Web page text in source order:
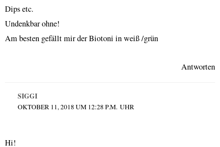
Dips etc.
Undenkbar ohne!
Am besten gefällt mir der Biotoni in weiß /grün
Antworten
SIGGI
OKTOBER 11, 2018 UM 12:28 P.M. UHR
Hi!